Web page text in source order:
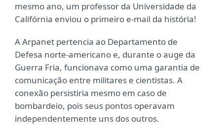
mesmo ano, um professor da Universidade da
Califórnia enviou o primeiro e-mail da história!
A Arpanet pertencia ao Departamento de
Defesa norte-americano e, durante o auge da
Guerra Fria, funcionava como uma garantia de
comunicação entre militares e cientistas. A
conexão persistiria mesmo em caso de
bombardeio, pois seus pontos operavam
independentemente uns dos outros.